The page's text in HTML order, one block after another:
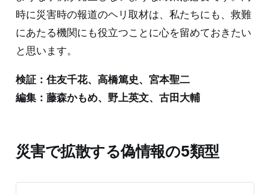
時に災害時の報道のヘリ取材は、私たちにも、救難
にあたる機関にも役立つことに心を留めておきたい
と思います。
検証：住友千花、高橋篤史、宮本聖二
編集：藤森かもめ、野上英文、古田大輔
災害で拡散する偽情報の5類型